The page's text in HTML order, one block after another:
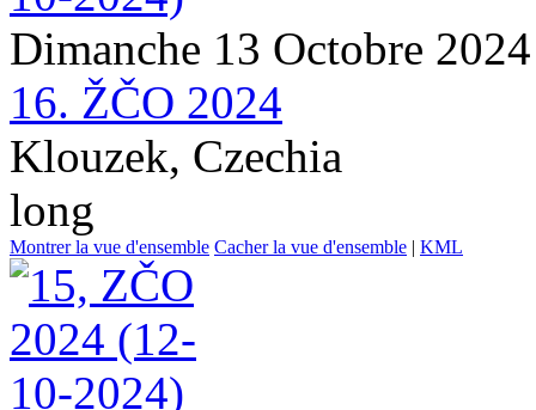
Dimanche 13 Octobre 2024
16. ŽČO 2024
Klouzek, Czechia
long
Montrer la vue d'ensemble Cacher la vue d'ensemble | KML